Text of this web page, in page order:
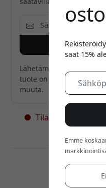
Ilmoita
Lähetämme sinulle
tuote on taas saatavilla.
muuta.
Tilapäisesti loppu
saat 15%
Emme